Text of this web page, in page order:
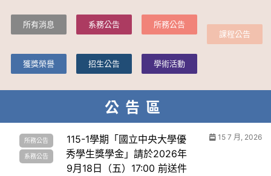
所有消息 系務公告
所務公告
課程公告
獲獎榮譽 招生公告 學術活動
公告區
所務公告
系務公告
115-1學期「國立中央大學優
秀學生獎學金」請於2026年
9月18日（五）17:00 前送件
15 7 月, 2026